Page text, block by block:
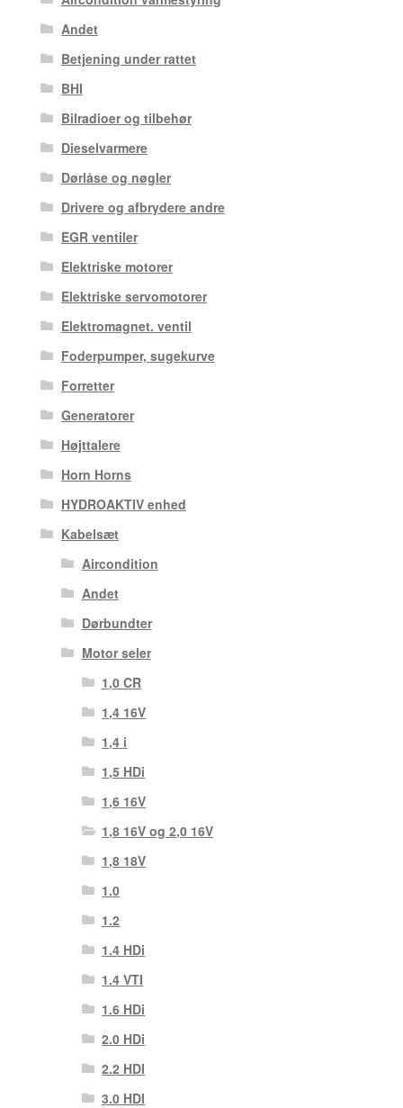
Andet
Betjening under rattet
BHI
Bilradioer og tilbehør
Dieselvarmere
Dørlåse og nøgler
Drivere og afbrydere andre
EGR ventiler
Elektriske motorer
Elektriske servomotorer
Elektromagnet. ventil
Foderpumper, sugekurve
Forretter
Generatorer
Højttalere
Horn Horns
HYDROAKTIV enhed
Kabelsæt
Aircondition
Andet
Dørbundter
Motor seler
1,0 CR
1,4 16V
1,4 i
1,5 HDi
1,6 16V
1,8 16V og 2,0 16V
1,8 18V
1.0
1.2
1.4 HDi
1.4 VTI
1.6 HDi
2.0 HDi
2.2 HDI
3.0 HDI